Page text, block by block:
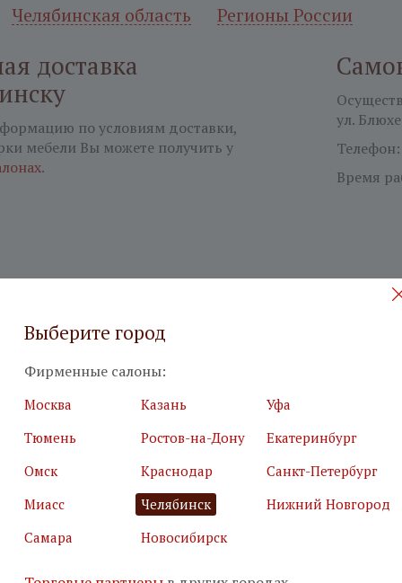
Челябинская область Регионы России
доставка
по условиям доставки,
мебели Вы можете получить у
.
ул.
Время
бесплатный дизайн-проект
Выберите город
Фирменные салоны:
Москва Казань
Уфа
Тюмень
Ростов-на-Дону
Екатеринбург
Омск
Краснодар
Санкт-Петербург
Миасс
Челябинск
Нижний Новгород
Самара
Новосибирск